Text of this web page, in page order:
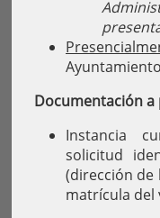
Documentación
Instancia
solicitud
(dirección de
matrícula del